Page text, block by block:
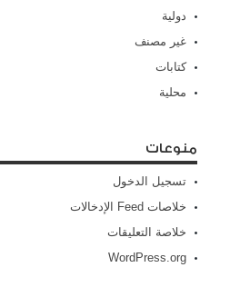
دولية
غير مصنف
كتابات
محلية
منوعات
تسجيل الدخول
خلاصات Feed الإدخالات
خلاصة التعليقات
WordPress.org